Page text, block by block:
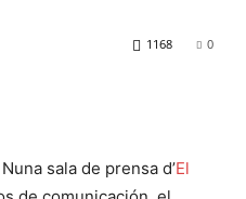
0
1168
Nuna sala de prensa d’El